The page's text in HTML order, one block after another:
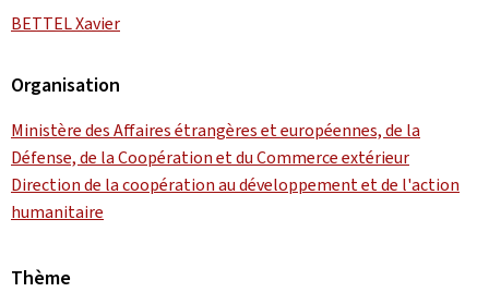
BETTEL Xavier
Organisation
Ministère des Affaires étrangères et européennes, de la
Défense, de la Coopération et du Commerce extérieur
Direction de la coopération au développement et de l'action
humanitaire
Thème